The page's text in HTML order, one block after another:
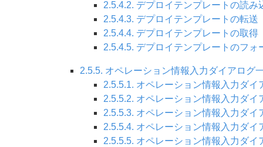
2.5.4.2. デプロイテンプレートの読み
2.5.4.3. デプロイテンプレートの転送
2.5.4.4. デプロイテンプレートの取得
2.5.4.5. デプロイテンプレートのフォ
2.5.5. オペレーション情報入力ダイアログ
2.5.5.1. オペレーション情報入力ダイ
2.5.5.2. オペレーション情報入力ダ
2.5.5.3. オペレーション情報入力ダイ
2.5.5.4. オペレーション情報入力ダ
2.5.5.5. オペレーション情報入力ダ